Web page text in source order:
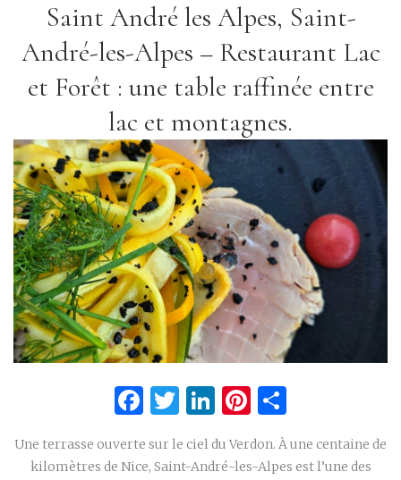
Saint André les Alpes, Saint-
André-les-Alpes – Restaurant Lac
et Forêt : une table raffinée entre
lac et montagnes.
Facebook
Twitter
LinkedIn
Pinterest
Une terrasse ouverte sur le ciel du Verdon. À une centaine de
kilomètres de Nice, Saint-André-les-Alpes est l’une des